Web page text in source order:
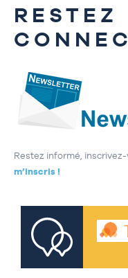
RESTEZ
Restez informé,
m’inscris !